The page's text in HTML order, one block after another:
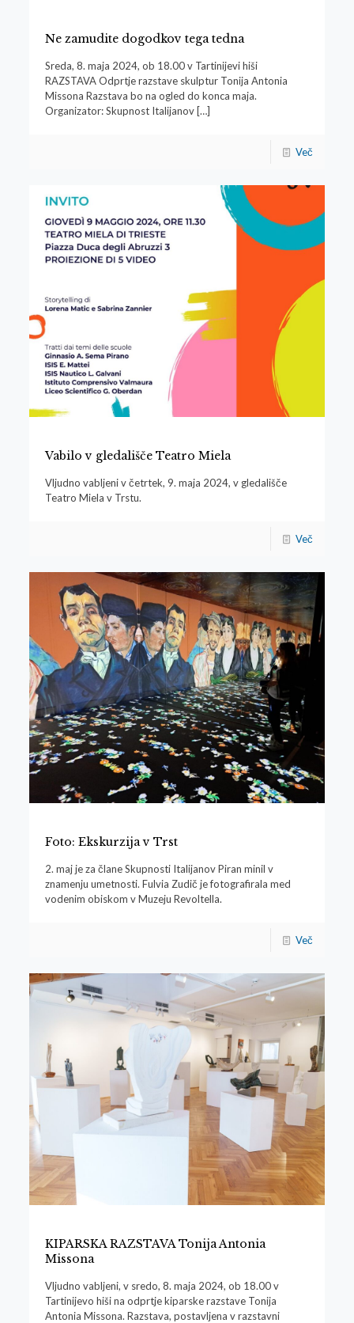
Ne zamudite dogodkov tega tedna
Sreda, 8. maja 2024, ob 18.00 v Tartinijevi hiši
RAZSTAVA Odprtje razstave skulptur Tonija Antonia
Missona Razstava bo na ogled do konca maja.
Organizator: Skupnost Italijanov[…]
Več
Vabilo v gledališče Teatro Miela
Vljudno vabljeni v četrtek, 9. maja 2024, v gledališče
Teatro Miela v Trstu.
Več
Foto: Ekskurzija v Trst
2. maj je za člane Skupnosti Italijanov Piran minil v
znamenju umetnosti. Fulvia Zudič je fotografirala med
vodenim obiskom v Muzeju Revoltella.
Več
KIPARSKA RAZSTAVA Tonija Antonia
Missona
Vljudno vabljeni, v sredo, 8. maja 2024, ob 18.00 v
Tartinijevo hiši na odprtje kiparske razstave Tonija
Antonia Missona. Razstava, postavljena v razstavni